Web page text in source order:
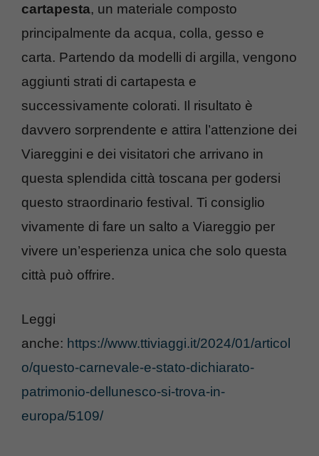
cartapesta, un materiale composto
principalmente da acqua, colla, gesso e
carta. Partendo da modelli di argilla, vengono
aggiunti strati di cartapesta e
successivamente colorati. Il risultato è
davvero sorprendente e attira l’attenzione dei
Viareggini e dei visitatori che arrivano in
questa splendida città toscana per godersi
questo straordinario festival. Ti consiglio
vivamente di fare un salto a Viareggio per
vivere un’esperienza unica che solo questa
città può offrire.
Leggi
anche: https://www.ttiviaggi.it/2024/01/articol
o/questo-carnevale-e-stato-dichiarato-
patrimonio-dellunesco-si-trova-in-
europa/5109/